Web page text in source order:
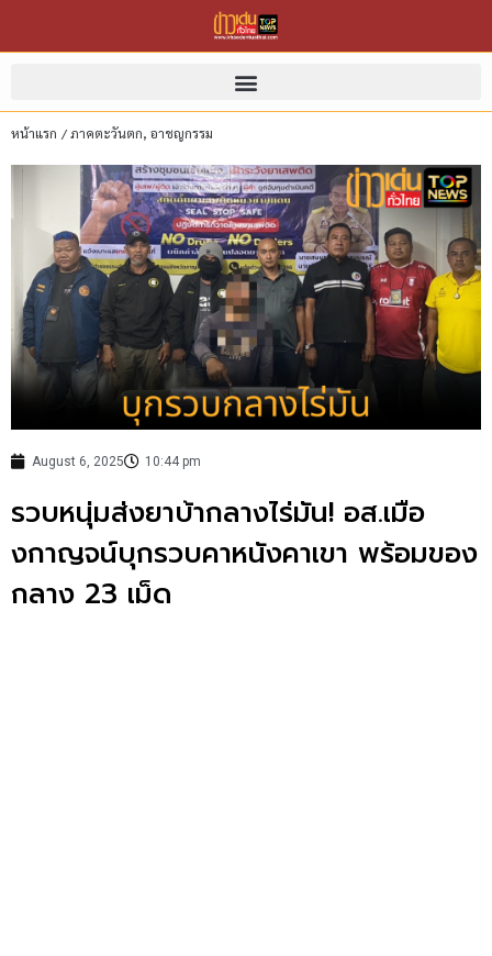
หน้าแรก /ภาคตะวันตก, อาชญกรรม
August 6, 2025 10:44 pm
รวบหนุ่มส่งยาบ้ากลางไร่มัน! อส.เมือ
งกาญจน์บุกรวบคาหนังคาเขา พร้อมของ
กลาง 23 เม็ด